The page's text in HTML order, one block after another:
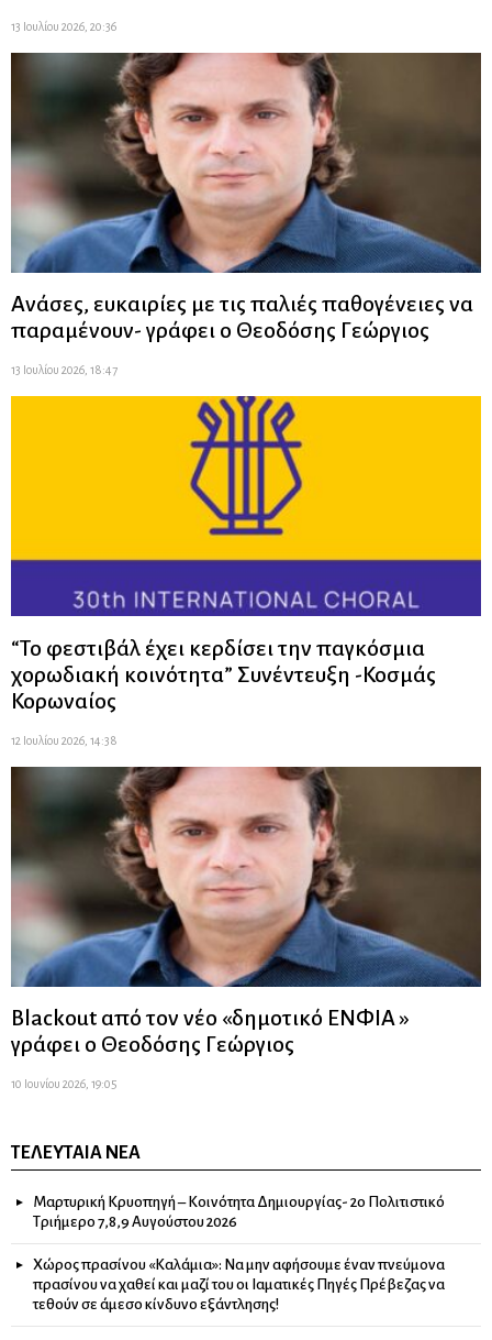
13 Ιουλίου 2026, 20:36
Ανάσες, ευκαιρίες με τις παλιές παθογένειες να
παραμένουν- γράφει ο Θεοδόσης Γεώργιος
13 Ιουλίου 2026, 18:47
“Το φεστιβάλ έχει κερδίσει την παγκόσμια
χορωδιακή κοινότητα” Συνέντευξη -Κοσμάς
Κορωναίος
12 Ιουλίου 2026, 14:38
Blackout από τον νέο «δημοτικό ΕΝΦΙΑ »
γράφει ο Θεοδόσης Γεώργιος
10 Ιουνίου 2026, 19:05
ΤΕΛΕΥΤΑΊΑ ΝΈΑ
Μαρτυρική Κρυοπηγή – Κοινότητα Δημιουργίας- 2ο Πολιτιστικό
Τριήμερο 7,8,9 Αυγούστου 2026
Χώρος πρασίνου «Καλάμια»: Να μην αφήσουμε έναν πνεύμονα
πρασίνου να χαθεί και μαζί του οι Ιαματικές Πηγές Πρέβεζας να
τεθούν σε άμεσο κίνδυνο εξάντλησης!